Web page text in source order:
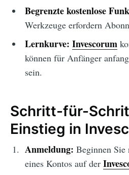
Begrenzte kostenlose
Werkzeuge erfordern
Lernkurve: Invescorum
können für Anfänger
sein.
Schritt-für-
Einstieg in
Anmeldung: Beginnen
eines Kontos auf der